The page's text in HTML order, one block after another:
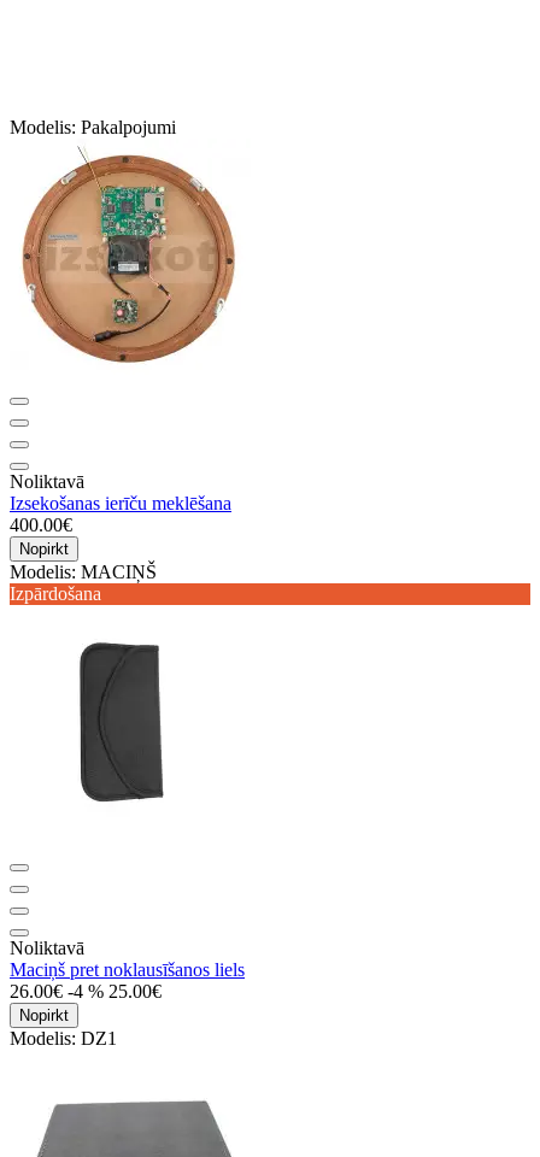
Modelis: Pakalpojumi
Noliktavā
Izsekošanas ierīču meklēšana
400.00€
Nopirkt
Modelis: MACIŅŠ
Izpārdošana
Noliktavā
Maciņš pret noklausīšanos liels
26.00€ -4 % 25.00€
Nopirkt
Modelis: DZ1